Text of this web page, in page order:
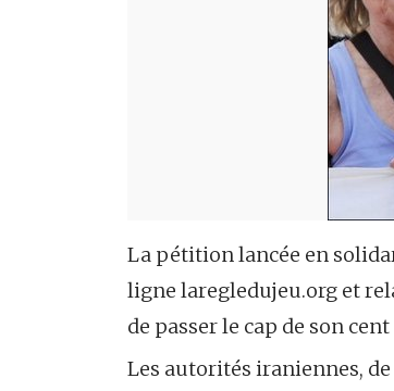
La pétition lancée en
ligne laregledujeu.org et
de passer le cap de son
Les autorités iraniennes,